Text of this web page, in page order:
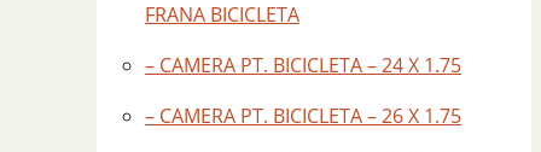
FRANA BICICLETA
– CAMERA PT. BICICLETA – 24 X 1.75
– CAMERA PT. BICICLETA – 26 X 1.75